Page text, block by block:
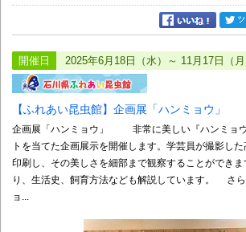
開催日 2025年6月18日（水）～ 11月17日（月
【ふれあい昆虫館】企画展「ハンミョウ」
企画展「ハンミョウ」 非常に美しい『ハンミョウ
トを当てた企画展示を開催します。学芸員が撮影した
印刷し、その美しさを細部まで観察することができま
り、生活史、飼育方法なども解説しています。 さら
ョ...